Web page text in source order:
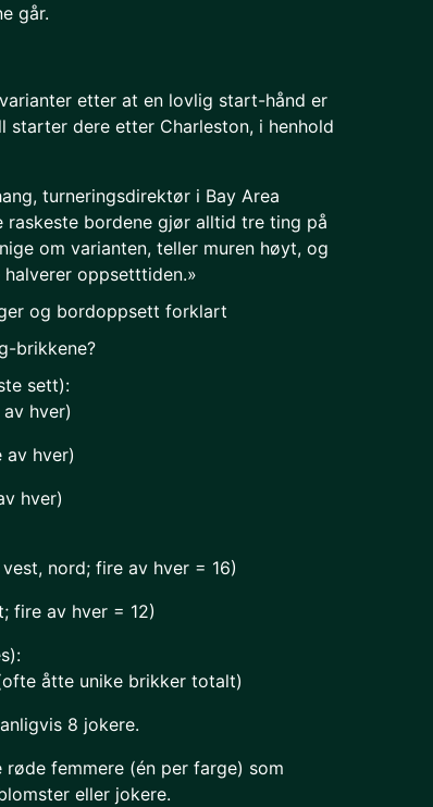
går.
etter at en lovlig start-hånd er
starter dere etter Charleston, i henhold
turneringsdirektør i Bay Area
raskeste bordene gjør alltid tre ting på
om varianten, teller muren høyt, og
oppsetttiden.»
og bordoppsett forklart
brikkene?
sett):
hver)
av hver)
hver)
nord; fire av hver = 16)
fire av hver = 12)
åtte unike brikker totalt)
8 jokere.
femmere (én per farge) som
eller jokere.